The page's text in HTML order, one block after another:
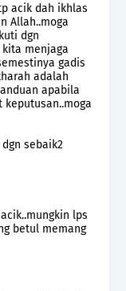
acik dah ikhlas
Allah..moga
dgn
menjaga
gadis
adalah
apabila
sebaik2
lps
betul memang